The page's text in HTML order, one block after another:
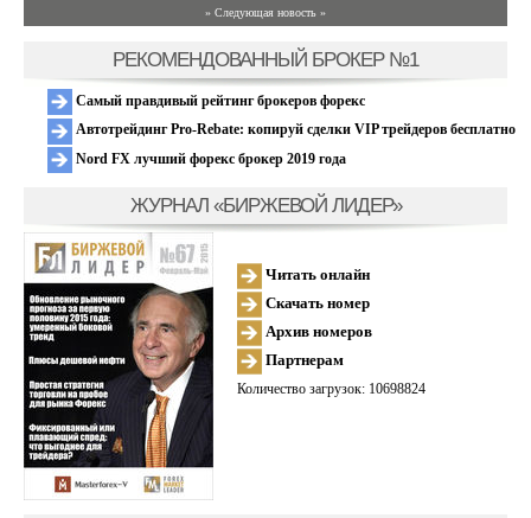
» Следующая новость »
РЕКОМЕНДОВАННЫЙ БРОКЕР №1
Самый правдивый рейтинг брокеров форекс
Автотрейдинг Pro-Rebate: копируй сделки VIP трейдеров бесплатно
Nord FX лучший форекс брокер 2019 года
ЖУРНАЛ «БИРЖЕВОЙ ЛИДЕР»
Читать онлайн
Скачать номер
Архив номеров
Партнерам
Количество загрузок: 10698824